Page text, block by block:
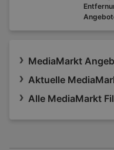
MediaMarkt
Aktuelle
Alle MediaMarkt